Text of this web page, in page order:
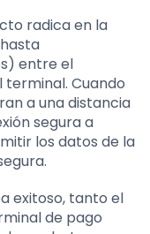
radica en la
entre el
terminal. Cuando
a una distancia
segura a
los datos de la
exitoso, tanto el
de pago